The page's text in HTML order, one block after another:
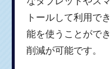
トールして利用で
能を使うことがで
削減が可能です。